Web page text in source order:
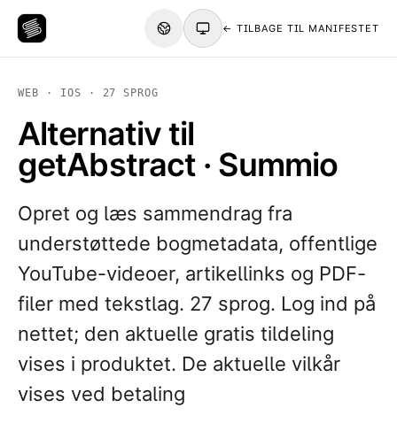
← TILBAGE TIL MANIFESTET
WEB · IOS · 27 SPROG
Alternativ til
getAbstract · Summio
Opret og læs sammendrag fra
understøttede bogmetadata, offentlige
YouTube-videoer, artikellinks og PDF-
filer med tekstlag. 27 sprog. Log ind på
nettet; den aktuelle gratis tildeling
vises i produktet. De aktuelle vilkår
vises ved betaling